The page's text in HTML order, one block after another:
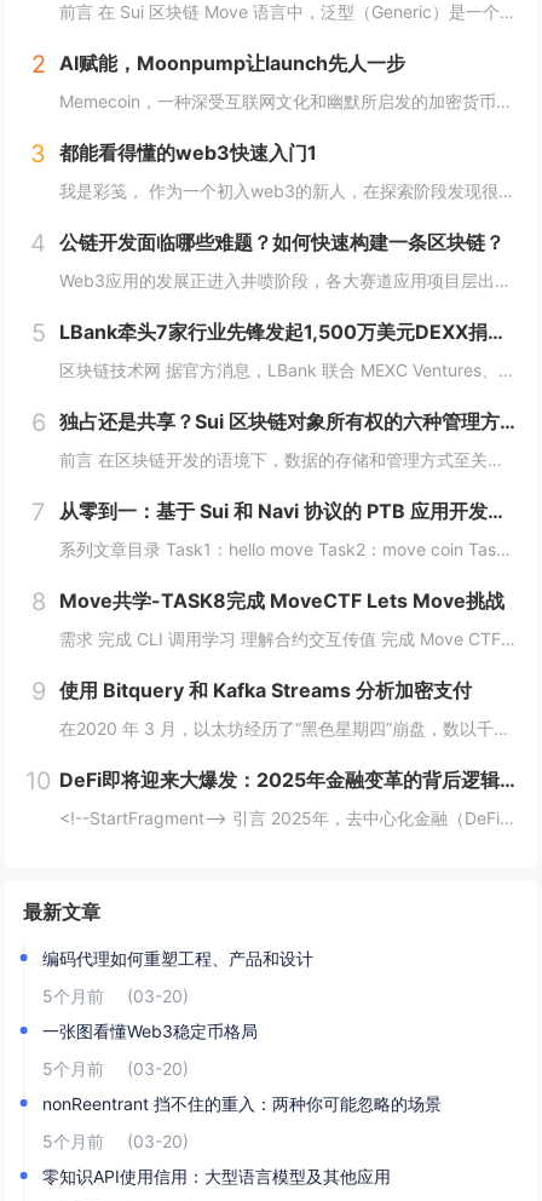
前言 在 Sui 区块链 Move 语言中，泛型（Generic）是一个强大的工具，它允许开发者在编写代码时进行类型或属性的抽象替代。这种抽象极大地提高了代码的灵活性，减少了重复逻辑，并提升了代码的可扩展性。本文将深入探讨 Move 中的...
2 AI赋能，Moonpump让launch先人一步
Memecoin，一种深受互联网文化和幽默所启发的加密货币，近段时间在加密市场中掀起了"meme热“。 只需在社交网络上稍微浏览，就会发现各种meme（迷因），让整个页面变得活泼有趣。这些迷因通过嘲讽和揶揄的方式，轻松地对一些严肃话题进行调...
3 都能看得懂的web3快速入门1
我是彩笺， 作为一个初入web3的新人，在探索阶段发现很多概念、工具都需要花费一定的时间和精力，才能了解到其在web3中所代表的含义。 概念上；像是去中心化、区块链、智能合约... 工具上：钱包、私钥、跨链桥... 在看到web3相...
4 公链开发面临哪些难题？如何快速构建一条区块链？
Web3应用的发展正进入井喷阶段，各大赛道应用项目层出不穷，同时公链赛道也在稳步增长，据Coingecko数据显示，目前收录的L1和L2项目已经超过7000个，这里面不仅有做基础设施的L1，还有许多专注于业务的应用链。公链的发展已不局限于基...
5 LBank牵头7家行业先锋发起1,500万美元DEXX捐赠计划
区块链技术网 据官方消息，LBank 联合 MEXC Ventures、HashKey Capital、SevenX Ventures、Mask Network 等共同发起了对 DEXX 的 1,500 万美元捐赠计划，该计划将为...
6 独占还是共享？Sui 区块链对象所有权的六种管理方式全解析
前言 在区块链开发的语境下，数据的存储和管理方式至关重要。而 Move 语言作为一种专为区块链设计的编程语言，以其灵活的语法和强大的能力系统，成为 Sui 区块链的核心语言。本文将围绕 Move 语言中的结构体展开，解析其在 Sui 区块...
7 从零到一：基于 Sui 和 Navi 协议的 PTB 应用开发教程
系列文章目录 Task1：hello move Task2：move coin Task3：move nft Task4：move game Task5：move swap Task6：sdk ptb 更多精彩内容，敬请期待！️...
8 Move共学-TASK8完成 MoveCTF Lets Move挑战
需求 完成 CLI 调用学习 理解合约交互传值 完成 Move CTF Lets Move 一、任务指南 合约部署地址: 0x097a3833b6b5c62ca6ad10f0509dffdadff7ce31e1...
9 使用 Bitquery 和 Kafka Streams 分析加密支付
在2020 年 3 月，以太坊经历了“黑色星期四”崩盘，数以千计的 DeFi（去中心化金融）清算被同时触发，导致网络费用从 20 gwei 飙升至 200 gwei 以上。那些能够监控并对内存池数据做出反应的人幸存下来，而那些无法做到的人则...
10 DeFi即将迎来大爆发：2025年金融变革的背后逻辑与机会
<!--StartFragment--> 引言 2025年，去中心化金融（DeFi）可能迎来一个重要的爆发时期。根据近期的新闻热点，多个因素正在推动这一趋势的到来。首先，美国政府计划建立比特币战略储备，并配合发行ETF等债务...
最新文章
编码代理如何重塑工程、产品和设计
5个月前
(03-20)
一张图看懂Web3稳定币格局
5个月前
(03-20)
nonReentrant 挡不住的重入：两种你可能忽略的场景
5个月前
(03-20)
零知识API使用信用：大型语言模型及其他应用